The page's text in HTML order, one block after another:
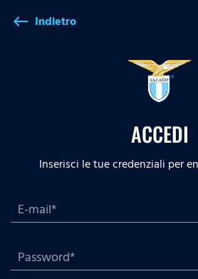
west Indietro
ACCEDI
Inserisci le tue credenziali per